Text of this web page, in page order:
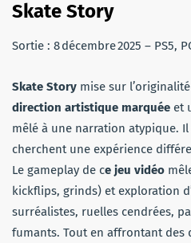
Skate Story
Sortie : 8 décembre 2025 – PS5,
Skate Story mise sur
direction artistique marquée et
mêlé à une narration atypique. Il
cherchent une expérience
Le gameplay de ce jeu vidéo
kickflips, grinds) et exploration
surréalistes, ruelles cendrées,
fumants. Tout en affrontant des